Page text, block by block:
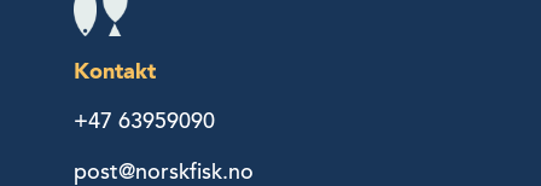
Kontakt
+47 63959090
post@norskfisk.no